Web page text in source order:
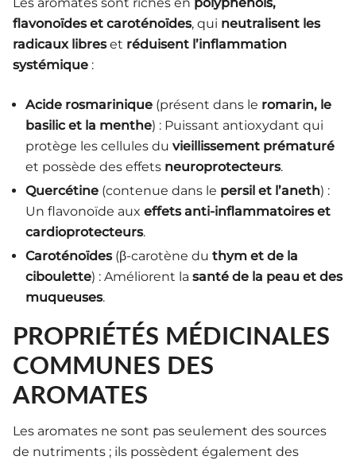
flavonoïdes et caroténoïdes, qui neutralisent les
radicaux libreset réduisent l’inflammation
systémique :
Acide rosmarinique (présent dans le romarin, le
basilic et la menthe) : Puissant antioxydant qui
protège les cellules du vieillissement prématuré
et possède des effets neuroprotecteurs.
Quercétine (contenue dans le persil et l’aneth) :
Un flavonoïde aux effets anti-inflammatoires et
cardioprotecteurs.
Caroténoïdes(β-carotène du thym et de la
ciboulette) : Améliorent la santé de la peau et des
muqueuses.
PROPRIÉTÉS MÉDICINALES
COMMUNES DES
AROMATES
Les aromates ne sont pas seulement des sources
de nutriments ; ils possèdent également des